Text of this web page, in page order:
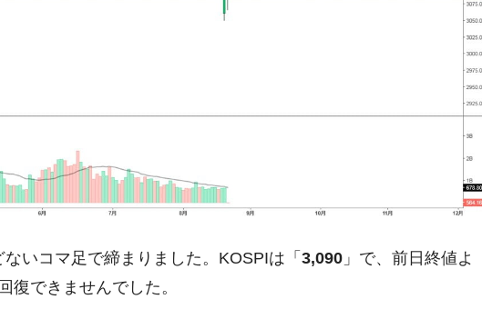
18.4GW規模のAIデータセンター整備」⇒ だから無理だってば。
ッジETFの清算はほぼ終わった」
価暴落で200兆蒸発。
ドを通報しようキャンペーン」⇒ あの名物教授も登場！
⇒ 耐久性「なさすぎ」では。
』ズブズブ沈む。営業利益80.2％も減少
容範、株価暴落に他人事のような発言。
いコマ足で締まりました。KOSPIは「 3,090 」で、前日終値よ
復できませんでした。